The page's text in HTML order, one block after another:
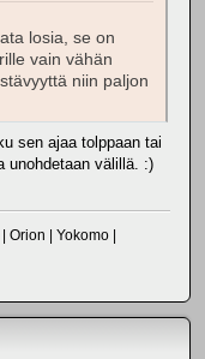
losia, se on
vain vähän
niin paljon
sen ajaa tolppaan tai
unohdetaan välillä. :)
| Yokomo |